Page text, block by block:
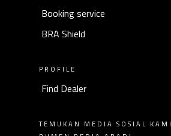
Booking service
BRA Shield
PROFILE
Find Dealer
TEMUKAN MEDIA SOSIAL KAMI